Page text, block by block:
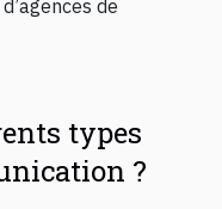
de
types
?